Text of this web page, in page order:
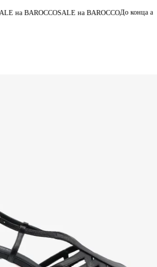
SALE на BAROCCOДо конца акции07:13:22: